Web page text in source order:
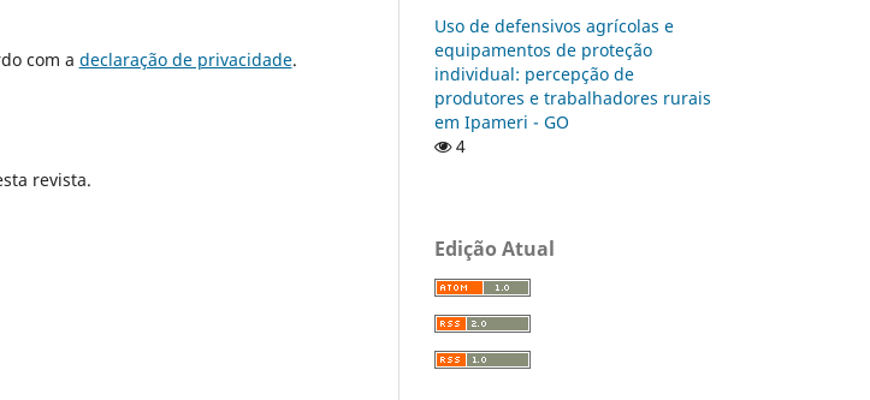
com a declaração de privacidade.
revista.
Uso de defensivos agrícolas e
equipamentos de proteção
individual: percepção de
produtores e trabalhadores rurais
em Ipameri - GO
4
Edição Atual